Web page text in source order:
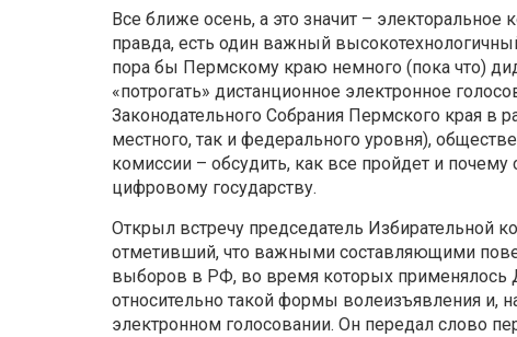
Все ближе осень, а это значит – электоральное
правда, есть один важный
пора бы Пермскому краю немного (пока что)
«потрогать» дистанционное электронное
Законодательного Собрания Пермского края в
местного, так и федерального уровня),
комиссии – обсудить, как все пройдет и
цифровому государству.
Открыл встречу председатель Избирательной
отметивший, что важными составляющими
выборов в РФ, во время которых применялось
относительно такой формы волеизъявления и,
электронном голосовании. Он передал слово